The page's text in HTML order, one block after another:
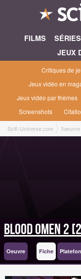
FILMS
JEUX
Critiques de
Jeux vidéo en
Jeux vidéo par thèmes
Screenshots
Scifi-Universe.com
Blood Omen 2
Oeuvre Fiche